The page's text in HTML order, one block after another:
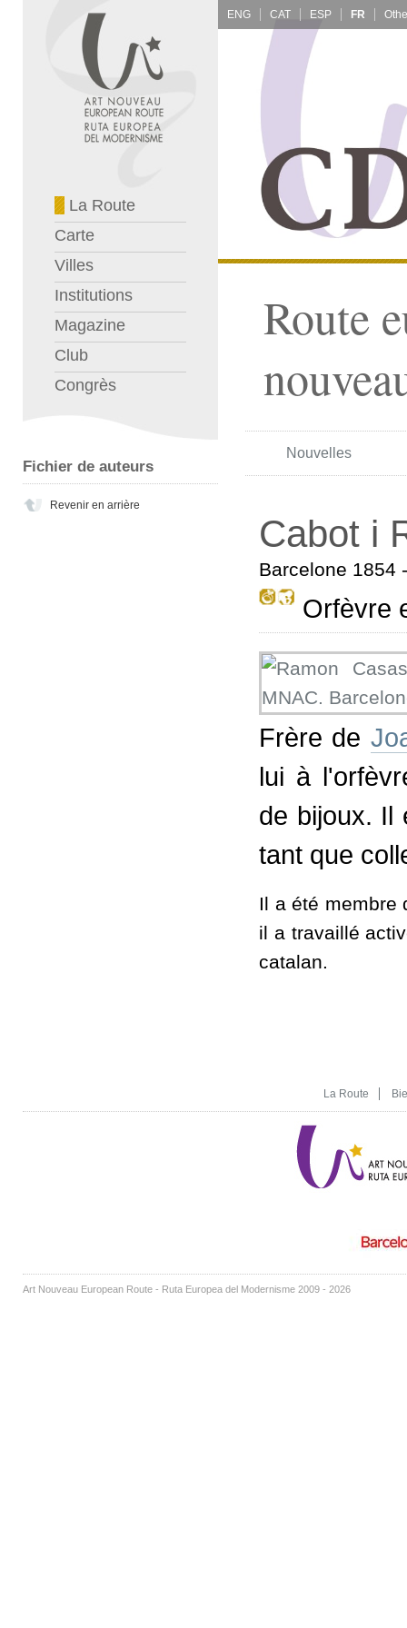
La Route
Carte
Villes
Institutions
Magazine
Club
Congrès
Fichier de auteurs
Revenir en arrière
ENG CAT ESP FR
Route
Nouvelles
Cabot i
Barcelone 1854
Orfèvre
Frère de
lui à
de bijoux. Il
tant que
Il a été membre
il a travaillé
catalan.
La Route
Art Nouveau European Route - Ruta Europea del Modernisme 2009 - 2026